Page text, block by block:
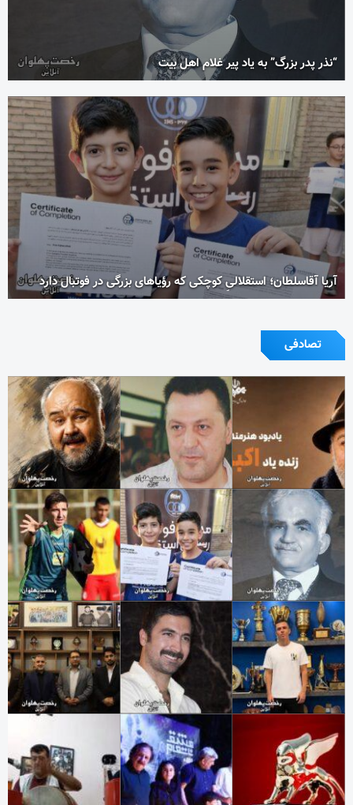
“نذر پدر بزرگ” به یاد پیر غلام اهل بیت
آریا آقاسلطان؛ استقلالیِ کوچکی که رؤیاهای بزرگی در فوتبال دارد
تصادفی